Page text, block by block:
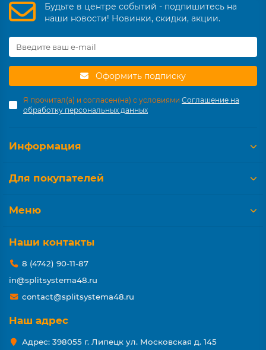
Будьте в центре событий - подпишитесь на
наши новости! Новинки, скидки, акции.
Оформить подписку
Я прочитал(а) и согласен(на) с условиями Соглашение на
обработку персональных данных
Информация
Для покупателей
Меню
Наши контакты
8 (4742) 90-11-87
in@splitsystema48.ru
contact@splitsystema48.ru
Наш адрес
Адрес: 398055 г. Липецк ул. Московская д. 145